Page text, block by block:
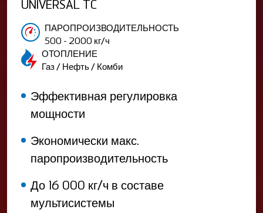
UNIVERSAL TC
ПАРОПРОИЗВОДИТЕЛЬНОСТЬ
500 - 2000 кг/ч
ОТОПЛЕНИЕ
Газ / Нефть / Комби
Эффективная регулировка
мощности
Экономически макс.
паропроизводительность
До 16 000 кг/ч в составе
мультисистемы